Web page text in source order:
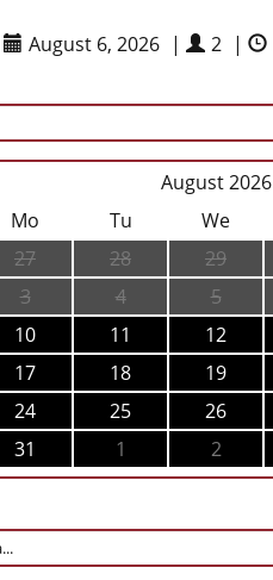
August 6, 2026 | 2 |
August 2026
Mo Tu We
27 28 29
3 4 5
10 11 12
17 18 19
24 25 26
31 1 2